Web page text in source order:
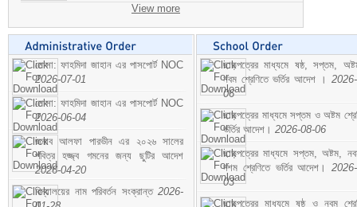
View more
মোসা: ফাহমিদা জাহান এর পাসপোর্ট NOC
2026-07-01
মোসা: ফাহমিদা জাহান এর পাসপোর্ট NOC
2026-06-04
জনাব আলফা পারভীন এর ২০২৬ সালের
পবিত্র হজ্জ্ব গমনের জন্য ছুটির আদেশ
2026-04-20
বিদ্যালয়ের নাম পরিবর্তন সংক্রান্ত 2026-
ছাড়পত্রের মাধ্যমে ষষ্ঠ, সপ্তম,
নবম শ্রেণিতে ভর্তির আদেশ ।
06
ছাড়পত্রের মাধ্যমে সপ্তম ও অষ্টম
ভর্তির আদেশ। 2026-08-06
ছাড়পত্রের মাধ্যমে সপ্তম, অষ্টম,
দশম শ্রেণিতে ভর্তির আদেশ।
03
ছাড়পত্রের মাধ্যমে ষষ্ঠ ও নবম